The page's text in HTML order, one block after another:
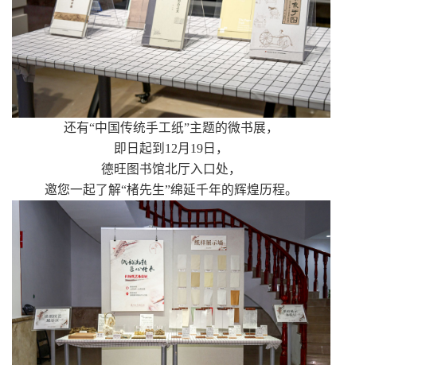
还有“中国传统手工纸”主题的微书展，
即日起到12月19日，
德旺图书馆北厅入口处，
邀您一起了解“楮先生”绵延千年的辉煌历程。